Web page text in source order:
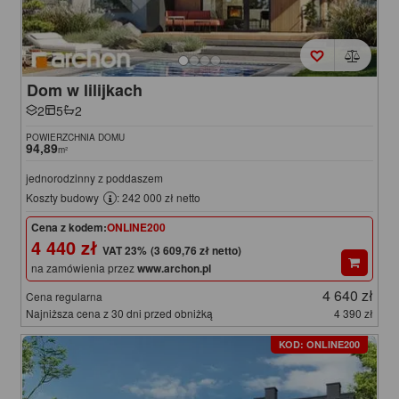
Dom w lilijkach
2 5 2
POWIERZCHNIA DOMU
94,89m²
jednorodzinny z poddaszem
Koszty budowy
: 242 000 zł netto
Cena z kodem:ONLINE200
4 440 zł (3 609,76 zł netto)
na zamówienia przezwww.archon.pl
Cena regularna 4 640 zł
Najniższa cena z 30 dni przed obniżką 4 390 zł
KOD: ONLINE200